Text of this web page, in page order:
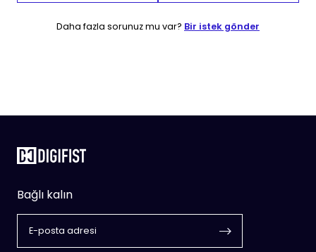
Daha fazla sorunuz mu var? Bir istek gönder
Bağlı kalın